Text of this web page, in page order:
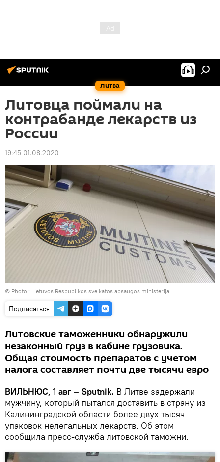
Литва
Литовца поймали на
контрабанде лекарств из
России
19:45 01.08.2020
© Photo : Lietuvos Respublikos sveikatos apsaugos ministerija
Подписаться
Литовские таможенники обнаружили
незаконный груз в кабине грузовика.
Общая стоимость препаратов с учетом
налога составляет почти две тысячи евро
ВИЛЬНЮС, 1 авг – Sputnik. В Литве задержали
мужчину, который пытался доставить в страну из
Калининградской области более двух тысяч
упаковок нелегальных лекарств. Об этом
сообщила пресс-служба литовской таможни.